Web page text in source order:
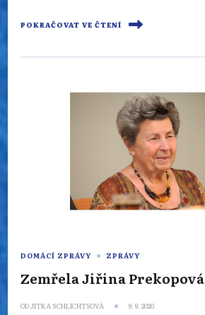
POKRAČOVAT VE ČTENÍ
DOMÁCÍ ZPRÁVY ZPRÁVY
Zemřela Jiřina Prekopová
ODJITKA SCHLICHTSOVÁ 9. 9. 2020